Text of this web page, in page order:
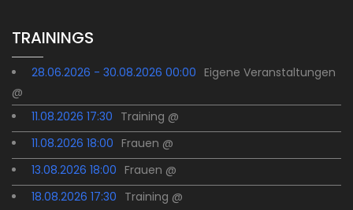
TRAININGS
28.06.2026 - 30.08.2026 00:00 Eigene Veranstaltungen
@
11.08.2026 17:30 Training @
11.08.2026 18:00 Frauen @
13.08.2026 18:00 Frauen @
18.08.2026 17:30 Training @